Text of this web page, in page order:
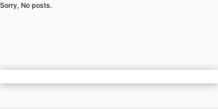
Sorry, No posts.